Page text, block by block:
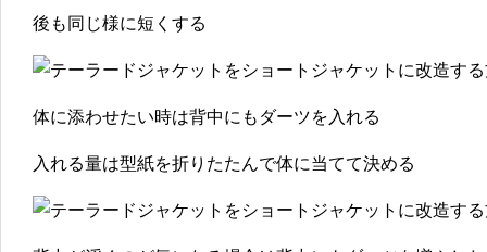
後も同じ様に短くする
体に添わせたい時は背中にもダーツを入れる
入れる量は型紙を折りたたんで体に当てて決める